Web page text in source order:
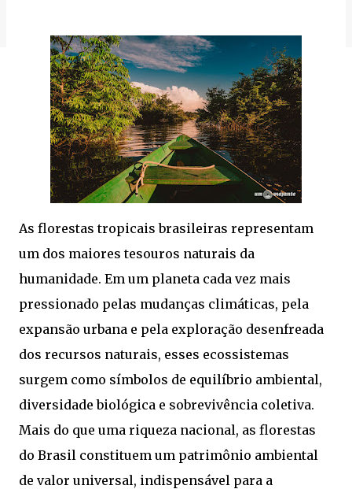
As florestas tropicais brasileiras representam
um dos maiores tesouros naturais da
humanidade. Em um planeta cada vez mais
pressionado pelas mudanças climáticas, pela
expansão urbana e pela exploração desenfreada
dos recursos naturais, esses ecossistemas
surgem como símbolos de equilíbrio ambiental,
diversidade biológica e sobrevivência coletiva.
Mais do que uma riqueza nacional, as florestas
do Brasil constituem um patrimônio ambiental
de valor universal, indispensável para a